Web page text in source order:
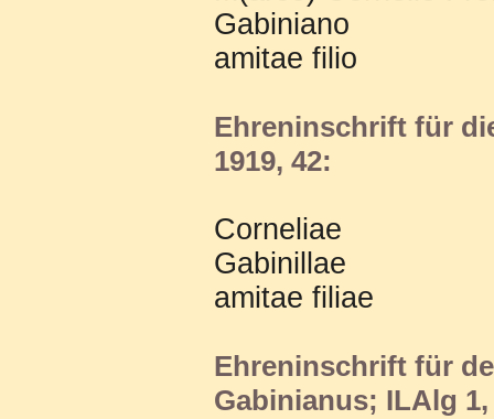
Gabiniano
amitae filio
Ehreninschrift für
1919, 42:
Corneliae
Gabinillae
amitae filiae
Ehreninschrift für
Gabinianus; ILAlg 1,